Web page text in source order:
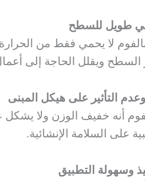
لا يحمي فقط من
ويقلل الحاجة إلى
أنه خفيف الوزن ولا يشكل
على السلامة الإنشائية.